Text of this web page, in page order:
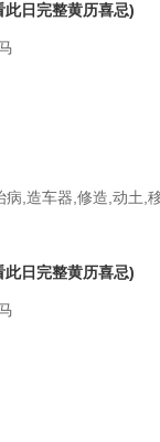
此日完整黄历喜忌)
病,造车器,修造,动土,
此日完整黄历喜忌)